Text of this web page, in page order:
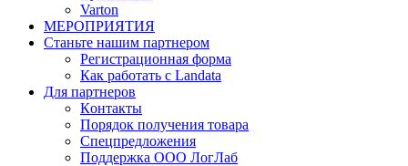
Varton
МЕРОПРИЯТИЯ
Станьте нашим партнером
Регистрационная форма
Как работать с Landata
Для партнеров
Кoнтaкты
Порядок получения товара
Спецпредложения
Поддержка ООО ЛогЛаб